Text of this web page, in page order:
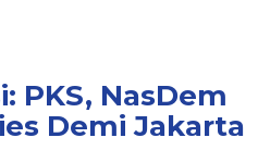
PKS, NasDem
Demi Jakarta